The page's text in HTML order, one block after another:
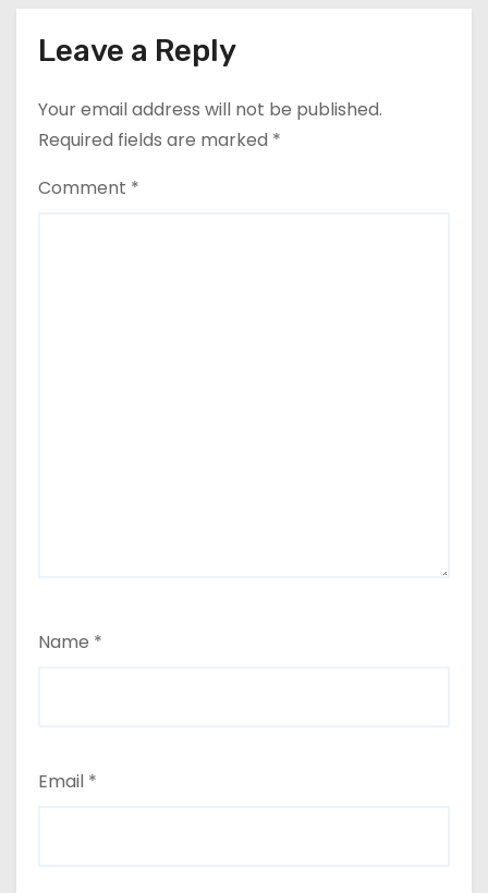
Leave a Reply
Your email address will not be published.
Required fields are marked *
Comment *
Name *
Email *